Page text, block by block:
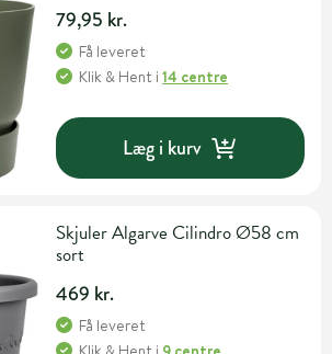
79,95 kr.
Få leveret
Klik & Hent i14 centre
Læg i kurv
Skjuler Algarve Cilindro Ø58 cm
sort
469 kr.
Få leveret